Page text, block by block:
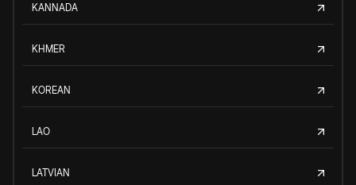
KANNADA
KHMER
KOREAN
LAO
LATVIAN